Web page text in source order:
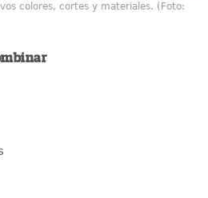
colores, cortes y materiales. (Foto: